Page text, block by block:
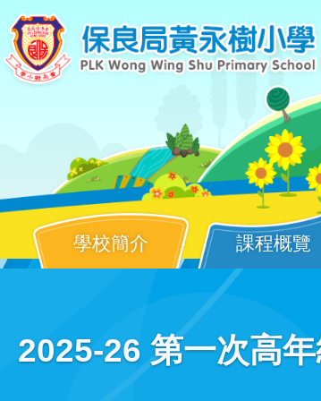
移至主內容
navigation
學校簡介 課程概覽
2025-26 第一次高